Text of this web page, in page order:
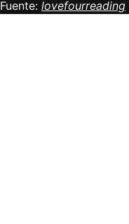
Fuente: lovefourreading